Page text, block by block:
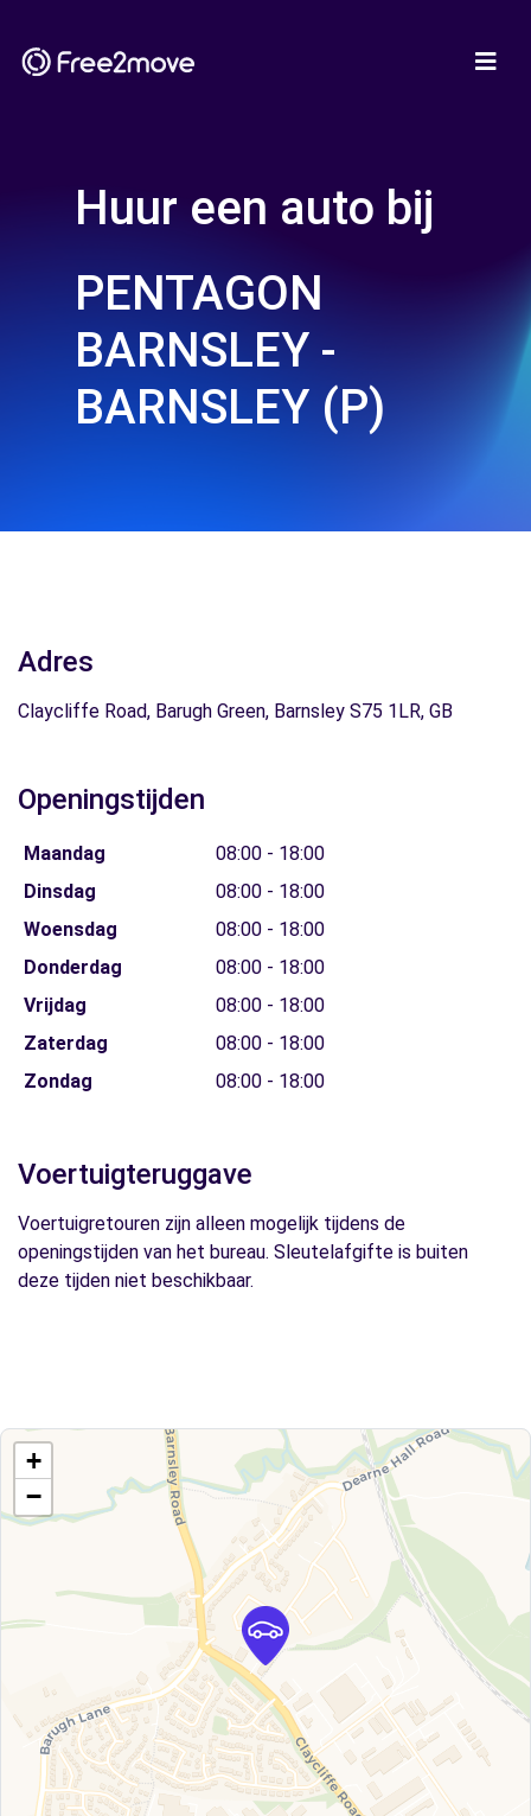
Huur een auto bij
PENTAGON
BARNSLEY -
BARNSLEY (P)
Adres
Claycliffe Road, Barugh Green, Barnsley S75 1LR, GB
Openingstijden
Maandag
08:00 - 18:00
Dinsdag
08:00 - 18:00
Woensdag
08:00 - 18:00
Donderdag
08:00 - 18:00
Vrijdag
08:00 - 18:00
Zaterdag
08:00 - 18:00
Zondag
08:00 - 18:00
Voertuigteruggave
Voertuigretouren zijn alleen mogelijk tijdens de
openingstijden van het bureau. Sleutelafgifte is buiten
deze tijden niet beschikbaar.
+
−